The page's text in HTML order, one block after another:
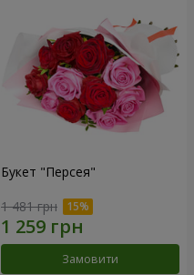
Букет "Персея"
1 481 грн
Замовити